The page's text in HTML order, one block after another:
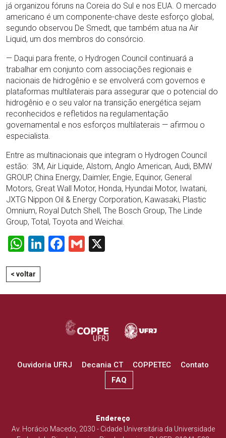
já organizou fóruns na Coreia do Sul e nos EUA. O mercado
americano é um componente-chave deste esforço global,
segundo observou De Smedt, que também atua na Air
Liquid, um dos membros do consórcio.
— Daqui para frente, o Hydrogen Council continuará a
trabalhar em conjunto com associações regionais e
nacionais de hidrogênio e se envolverá com governos e
plataformas multilaterais para assegurar que o potencial do
hidrogênio e o seu valor na transição energética sejam
reconhecidos e refletidos na regulamentação
governamental e nos esforços multilaterais — afirmou o
especialista.
Entre as multinacionais que integram o Hydrogen Council
estão: 3M, Air Liquide, Alstom, Anglo American, Audi, BMW
GROUP, China Energy, Daimler, Engie, Equinor, General
Motors, Great Wall Motor, Honda, Hyundai Motor, Iwatani,
JXTG Nippon Oil & Energy Corporation, Kawasaki, Plastic
Omnium, Royal Dutch Shell, The Bosch Group, The Linde
Group, Total, Toyota and Weichai.
WhatsApp
LinkedIn
Facebook
Gmail
< voltar
Ouvidoria UFRJ Decania CT COPPETEC
Contato
FAQ
Endereço
Av. Horácio Macedo, 2030 - Cidade Universitária da Universidade